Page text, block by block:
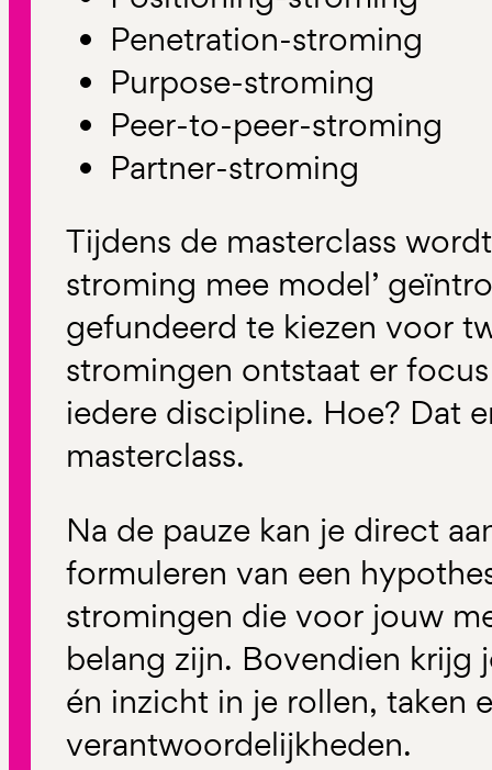
Penetration-stroming
Purpose-stroming
Peer-to-peer-stroming
Partner-stroming
Tijdens de masterclass
stroming mee model’
gefundeerd te kiezen voor
stromingen ontstaat er
iedere discipline. Hoe? Dat
masterclass.
Na de pauze kan je direct
formuleren van een
stromingen die voor jouw
belang zijn. Bovendien krijg
én inzicht in je rollen, taken
verantwoordelijkheden.